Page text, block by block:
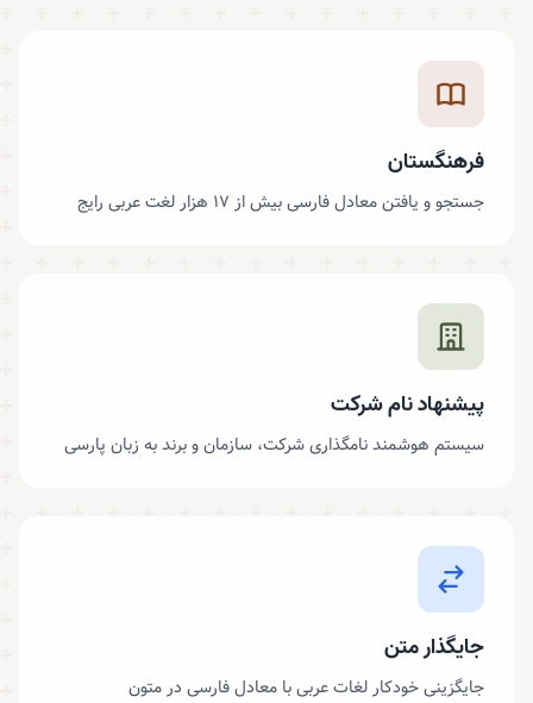
فرهنگستان
جستجو و یافتن معادل فارسی بیش از ۱۷ هزار لغت عربی رایج
پیشنهاد نام شرکت
سیستم هوشمند نامگذاری شرکت، سازمان و برند به زبان پارسی
جایگذار متن
جایگزینی خودکار لغات عربی با معادل فارسی در متون